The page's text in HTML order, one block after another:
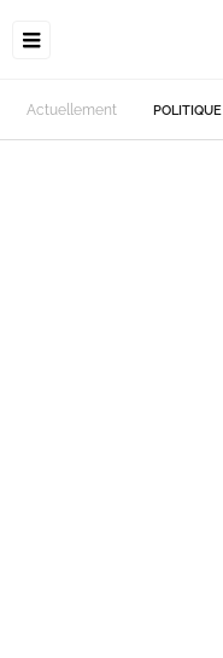
Actuellement POLITIQUE